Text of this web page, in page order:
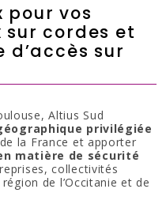
pour vos
cordes et
sur
Altius Sud
privilégiée
la France et apporter
matière de sécurité
collectivités
de l’Occitanie et de